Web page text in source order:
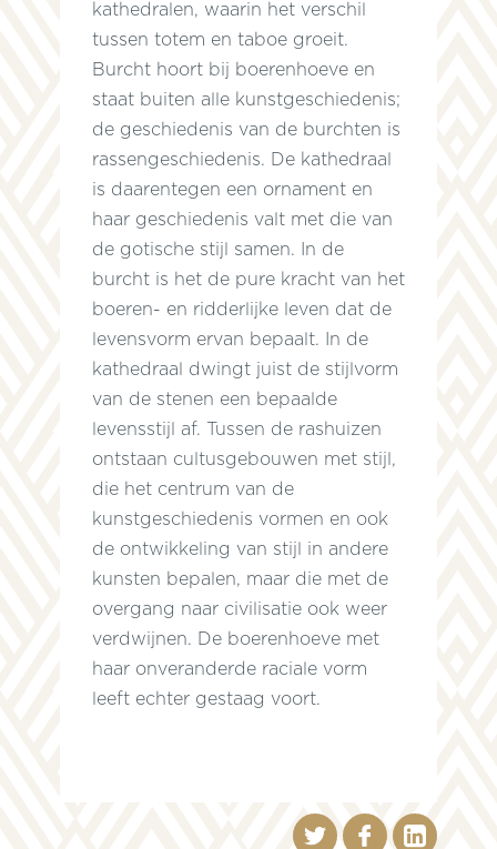
kathedralen, waarin het verschil
tussen totem en taboe groeit.
Burcht hoort bij boerenhoeve en
staat buiten alle kunstgeschiedenis;
de geschiedenis van de burchten is
rassengeschiedenis. De kathedraal
is daarentegen een ornament en
haar geschiedenis valt met die van
de gotische stijl samen. In de
burcht is het de pure kracht van het
boeren- en ridderlijke leven dat de
levensvorm ervan bepaalt. In de
kathedraal dwingt juist de stijlvorm
van de stenen een bepaalde
levensstijl af. Tussen de rashuizen
ontstaan cultusgebouwen met stijl,
die het centrum van de
kunstgeschiedenis vormen en ook
de ontwikkeling van stijl in andere
kunsten bepalen, maar die met de
overgang naar civilisatie ook weer
verdwijnen. De boerenhoeve met
haar onveranderde raciale vorm
leeft echter gestaag voort.